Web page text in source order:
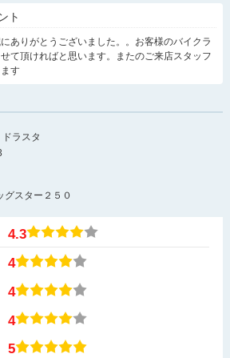
ト
ありがとうございました。。お客様のバイクラ
て頂ければと思います。またのご来店スタッフ
す
ドラスタ
グスター２５０
4.3
4
4
4
5